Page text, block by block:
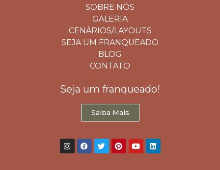
SOBRE NÓS
GALERIA
CENÁRIOS/LAYOUTS
SEJA UM FRANQUEADO
BLOG
CONTATO
Seja um franqueado!
Saiba Mais